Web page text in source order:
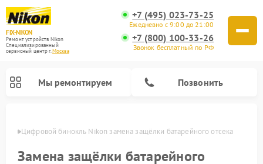
FIX-NIKON
Ремонт устройств Nikon
Специализированный
cервисный центр г.Москва
+7 (495) 023-73-25
Ежедневно с 9:00 до 21:00
+7 (800) 100-33-26
Звонок бесплатный по РФ
Мы ремонтируем Позвонить
Цифровой бинокль Nikon замена защёлки батарейного отсека
Замена защёлки батарейного